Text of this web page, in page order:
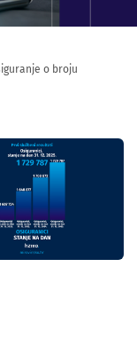
o broju